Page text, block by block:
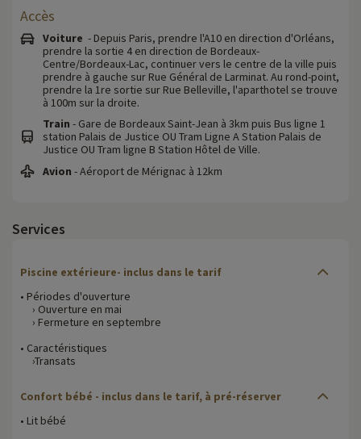
Accès
Voiture - Depuis Paris, prendre l'A10 en direction d'Orléans,
prendre la sortie 4 en direction de Bordeaux-
Centre/Bordeaux-Lac, continuer vers le centre de la ville puis
prendre à gauche sur Rue Général de Larminat. Au rond-point,
prendre la 1re sortie sur Rue Belleville, l'aparthotel se trouve
à 100m sur la droite.
Train - Gare de Bordeaux Saint-Jean à 3km puis Bus ligne 1
station Palais de Justice OU Tram Ligne A Station Palais de
Justice OU Tram ligne B Station Hôtel de Ville.
Avion - Aéroport de Mérignac à 12km
Services
Piscine extérieure- inclus dans le tarif
• Périodes d'ouverture
› Ouverture en mai
› Fermeture en septembre
• Caractéristiques
›Transats
Confort bébé - inclus dans le tarif, à pré-réserver
• Lit bébé